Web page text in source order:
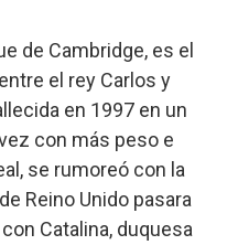
de Cambridge, es el
el rey Carlos y
en 1997 en un
con más peso e
se rumoreó con la
Reino Unido pasara
Catalina, duquesa